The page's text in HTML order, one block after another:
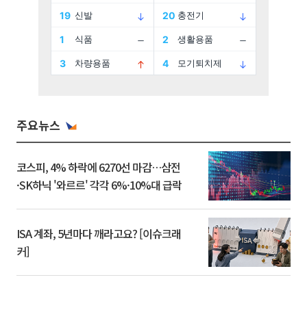
주요뉴스
코스피, 4% 하락에 6270선 마감…삼전
·SK하닉 '와르르' 각각 6%·10%대 급락
ISA 계좌, 5년마다 깨라고요? [이슈크래
커]